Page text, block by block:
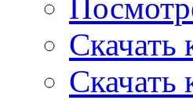
Скачать
Скачать